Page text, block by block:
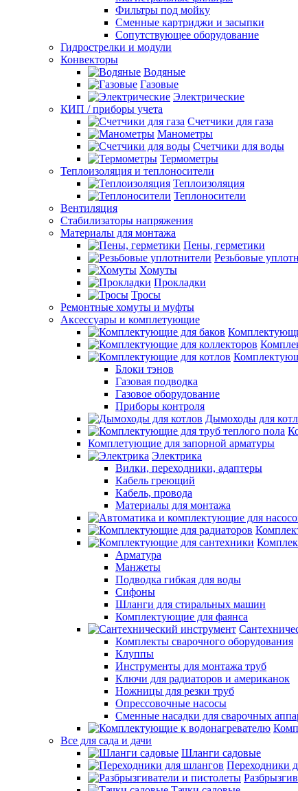
Фильтры под мойку
Сменные картриджи и засыпки
Сопутствующее оборудование
Гидрострелки и модули
Конвекторы
Водяные
Газовые
Электрические
КИП / приборы учета
Счетчики для газа
Манометры
Счетчики для воды
Термометры
Теплоизоляция и теплоносители
Теплоизоляция
Теплоносители
Вентиляция
Стабилизаторы напряжения
Материалы для монтажа
Пены, герметики
Резьбовые
Хомуты
Прокладки
Тросы
Ремонтные хомуты и муфты
Аксессуары и комплетующие
Блоки тэнов
Газовая подводка
Газовое оборудование
Приборы контроля
Дымоходы для
Комплетующие для запорной арматуры
Электрика
Вилки, переходники, адаптеры
Кабель греющий
Кабель, провода
Материалы для монтажа
Арматура
Манжеты
Подводка гибкая для воды
Сифоны
Шланги для стиральных машин
Комплектующие для фаянса
Комплекты сварочного оборудования
Клуппы
Инструменты для монтажа труб
Ключи для радиаторов и американок
Ножницы для резки труб
Опрессовочные насосы
Сменные насадки для сварочных
Все для сада и дачи
Шланги садовые
Переходники